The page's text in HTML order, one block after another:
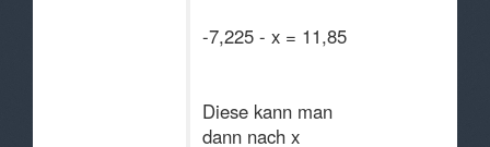
-7,225 - x = 11,85
Diese kann man
dann nach x